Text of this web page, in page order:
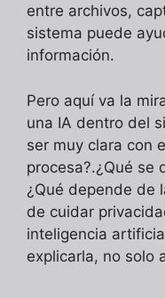
entre archivos,
sistema puede
información.
Pero aquí va la
una IA dentro del
ser muy clara con
procesa?.¿Qué se
¿Qué depende de
de cuidar
inteligencia
explicarla, no solo